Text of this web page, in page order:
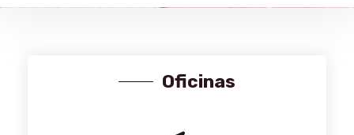
Oficinas